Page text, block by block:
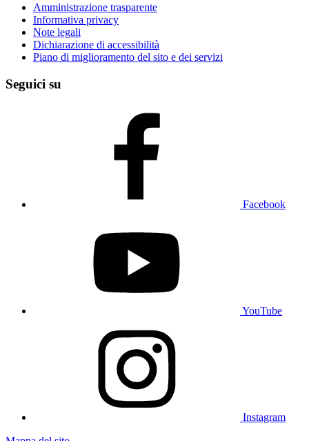
Amministrazione trasparente
Informativa privacy
Note legali
Dichiarazione di accessibilità
Piano di miglioramento del sito e dei servizi
Seguici su
Facebook
YouTube
Instagram